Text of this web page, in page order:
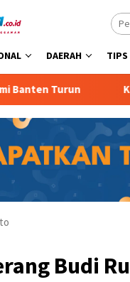
DAERAH TIPS
Turun Kasus
Budi